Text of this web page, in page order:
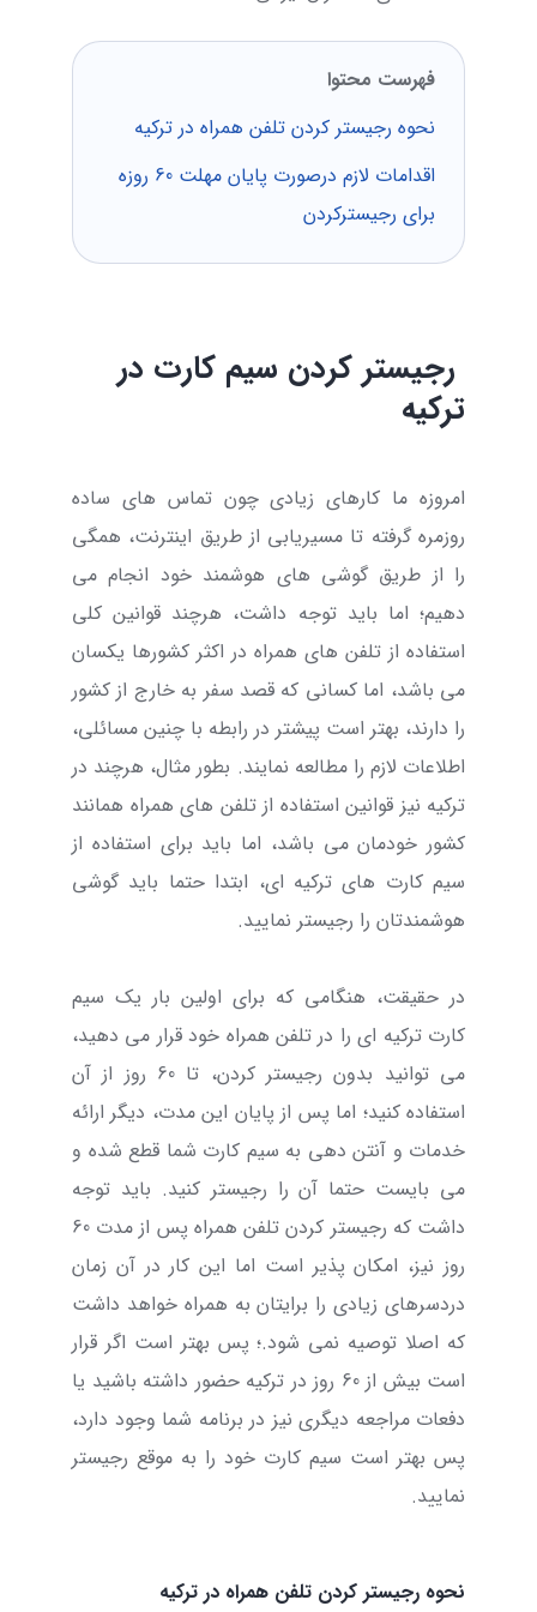
فهرست محتوا
نحوه رجیستر کردن تلفن همراه در ترکیه
اقدامات لازم درصورت پایان مهلت 60 روزه
برای رجیسترکردن
رجیستر کردن سیم کارت در
ترکیه
امروزه ما کارهای زیادی چون تماس های ساده
روزمره گرفته تا مسیریابی از طریق اینترنت، همگی
را از طریق گوشی های هوشمند خود انجام می
دهیم؛ اما باید توجه داشت، هرچند قوانین کلی
استفاده از تلفن های همراه در اکثر کشورها یکسان
می باشد، اما کسانی که قصد سفر به خارج از کشور
را دارند، بهتر است پیشتر در رابطه با چنین مسائلی،
اطلاعات لازم را مطالعه نمایند. بطور مثال، هرچند در
ترکیه نیز قوانین استفاده از تلفن های همراه همانند
کشور خودمان می باشد، اما باید برای استفاده از
سیم کارت های ترکیه ای، ابتدا حتما باید گوشی
هوشمندتان را رجیستر نمایید.
در حقیقت، هنگامی که برای اولین بار یک سیم
کارت ترکیه ای را در تلفن همراه خود قرار می دهید،
می توانید بدون رجیستر کردن، تا 60 روز از آن
استفاده کنید؛ اما پس از پایان این مدت، دیگر ارائه
خدمات و آنتن دهی به سیم کارت شما قطع شده و
می بایست حتما آن را رجیستر کنید. باید توجه
داشت که رجیستر کردن تلفن همراه پس از مدت 60
روز نیز، امکان پذیر است اما این کار در آن زمان
دردسرهای زیادی را برایتان به همراه خواهد داشت
که اصلا توصیه نمی شود.؛ پس بهتر است اگر قرار
است بیش از 60 روز در ترکیه حضور داشته باشید یا
دفعات مراجعه دیگری نیز در برنامه شما وجود دارد،
پس بهتر است سیم کارت خود را به موقع رجیستر
نمایید.
نحوه رجیستر کردن تلفن همراه در ترکیه